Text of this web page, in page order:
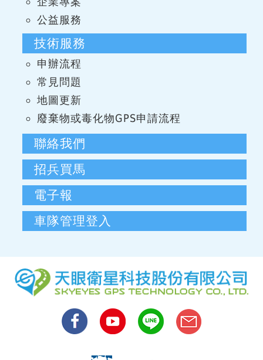
公益服務
技術服務
申辦流程
常見問題
地圖更新
廢棄物或毒化物GPS申請流程
聯絡我們
招兵買馬
電子報
車隊管理登入